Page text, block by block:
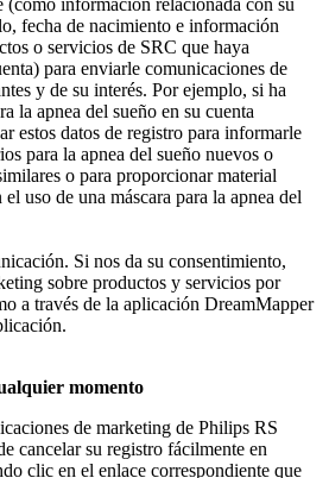
fecha de nacimiento e información
o servicios de SRC que haya
para enviarle comunicaciones de
y de su interés. Por ejemplo, si ha
la apnea del sueño en su cuenta
estos datos de registro para informarle
para la apnea del sueño nuevos o
o para proporcionar material
uso de una máscara para la apnea del
Si nos da su consentimiento,
sobre productos y servicios por
a través de la aplicación DreamMapper
momento
de marketing de Philips RS
cancelar su registro fácilmente en
clic en el enlace correspondiente que